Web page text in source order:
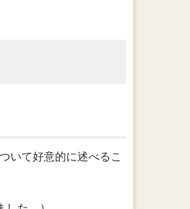
いて好意的に述べるこ